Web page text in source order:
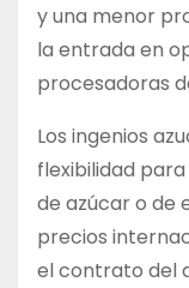
y una menor
la entrada en
procesadoras
Los ingenios
flexibilidad
de azúcar o de
precios
el contrato del